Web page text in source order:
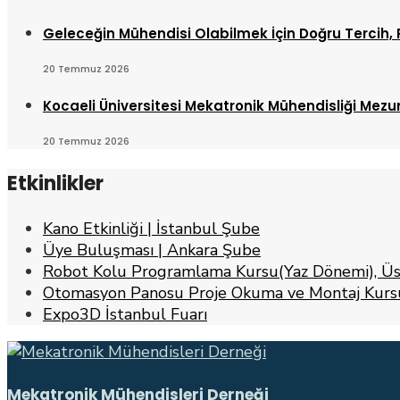
Geleceğin Mühendisi Olabilmek İçin Doğru Tercih,
20 Temmuz 2026
Kocaeli Üniversitesi Mekatronik Mühendisliği
20 Temmuz 2026
Etkinlikler
Kano Etkinliği | İstanbul Şube
Üye Buluşması | Ankara Şube
Robot Kolu Programlama Kursu(Yaz Dönemi),
Otomasyon Panosu Proje Okuma ve Montaj
Expo3D İstanbul Fuarı
Mekatronik Mühendisleri Derneği